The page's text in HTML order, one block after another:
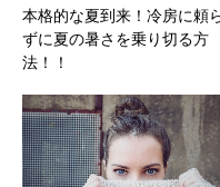
本格的な夏到来！冷房に頼
ずに夏の暑さを乗り切る方
法！！